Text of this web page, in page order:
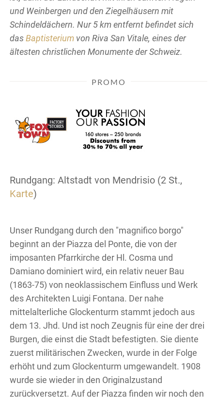
und Weinbergen und den Ziegelhäusern mit
Schindeldächern. Nur 5 km entfernt befindet sich
dasBaptisterium von Riva San Vitale, eines der
ältesten christlichen Monumente der Schweiz.
PROMO
Rundgang: Altstadt von Mendrisio (2 St.,
Karte)
Unser Rundgang durch den "magnifico borgo"
beginnt an der Piazza del Ponte, die von der
imposanten Pfarrkirche der Hl. Cosma und
Damiano dominiert wird, ein relativ neuer Bau
(1863-75) von neoklassischem Einfluss und Werk
des Architekten Luigi Fontana. Der nahe
mittelalterliche Glockenturm stammt jedoch aus
dem 13. Jhd. Und ist noch Zeugnis für eine der drei
Burgen, die einst die Stadt befestigten. Sie diente
zuerst militärischen Zwecken, wurde in der Folge
erhöht und zum Glockenturm umgewandelt. 1908
wurde sie wieder in den Originalzustand
zurückversetzt. Auf der Piazza finden wir noch den